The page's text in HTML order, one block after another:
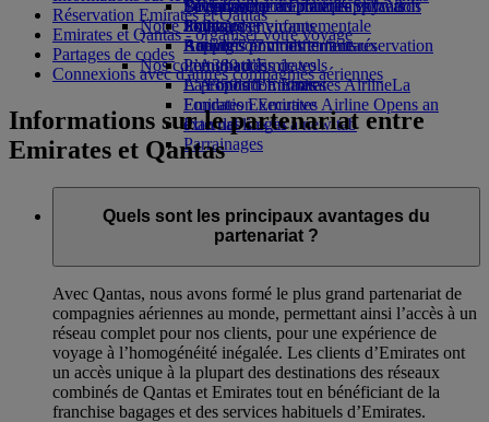
Boissons
Notre flotte
Boeing 777
L’A380 d’Emirates
L’A350 d’Emirates
Emirates Executive
Plan des sièges
Divertissements pour les enfants
Jouets pour enfants
Activités pour les enfants
La durabilité en pratique
Politique environnementale
Rapports environnementaux
Nos communautés
La Fondation Emirates AirlineLa
Fondation Emirates Airline Opens an
external link in a new tab
Parrainages
Se connecter à Emirates Skywards
Skywards+
Téléphone portable et l'application
Emirates
Annuler ou modifier une réservation
Perturbations de vols
À propos d’Emirates
Réservation Emirates et Qantas
Emirates et Qantas - organiser votre voyage
Partages de codes
Connexions avec d'autres compagnies aériennes
Informations sur le partenariat entre
Emirates et Qantas
Quels sont les principaux avantages du
partenariat ?
Avec Qantas, nous avons formé le plus grand partenariat de
compagnies aériennes au monde, permettant ainsi l’accès à un
réseau complet pour nos clients, pour une expérience de
voyage à l’homogénéité inégalée. Les clients d’Emirates ont
un accès unique à la plupart des destinations des réseaux
combinés de Qantas et Emirates tout en bénéficiant de la
franchise bagages et des services habituels d’Emirates.